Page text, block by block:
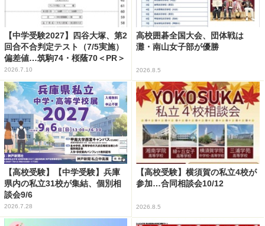
【中学受験2027】四谷大塚、第2
回合不合判定テスト（7/5実施）
偏差値…筑駒74・桜蔭70＜PR＞
2026.7.10
高校囲碁全国大会、団体戦は
灘・南山女子部が優勝
2026.8.5
【高校受験】【中学受験】兵庫
県内の私立31校が集結、個別相
談会9/6
2026.7.28
【高校受験】横須賀の私立4校が
参加…合同相談会10/12
2026.8.5